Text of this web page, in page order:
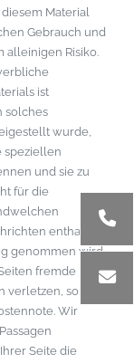
Material
Gebrauch und
alleinigen Risiko.
ist
solches
wurde,
speziellen
und sie zu
für die
enthalten
genommen wird.
fremde
so bitten
Wir
Seite die